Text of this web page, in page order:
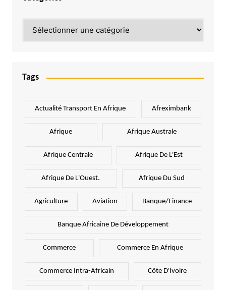
Tags
Actualité Transport En Afrique Afreximbank
Afrique Afrique Australe
Afrique Centrale Afrique De L'Est
Afrique De L'Ouest. Afrique Du Sud
Agriculture Aviation Banque/Finance
Banque Africaine De Développement
Commerce Commerce En Afrique
Commerce Intra-Africain Côte D'Ivoire